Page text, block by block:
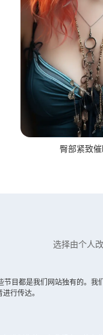
臀部紧致
选择由个人
目都是我们网站独有的。我们
行传达。